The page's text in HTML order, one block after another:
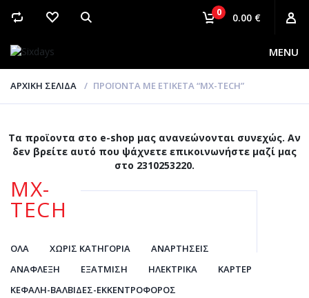
MENU
0 0.00 €
ΑΡΧΙΚΉ ΣΕΛΊΔΑ ΠΡΟΪΌΝΤΑ ΜΕ ΕΤΙΚΈΤΑ “MX-TECH”
Τα προϊοντα στο e-shop μας ανανεώνονται συνεχώς. Αν
δεν βρείτε αυτό που ψάχνετε επικοινωνήστε μαζί μας
στο 2310253220.
MX-
TECH
ΌΛΑ ΧΩΡΊΣ ΚΑΤΗΓΟΡΊΑ
ΑΝΑΡΤΉΣΕΙΣ
ΑΝΆΦΛΕΞΗ
ΕΞΆΤΜΙΣΗ ΗΛΕΚΤΡΙΚΆ
ΚΆΡΤΕΡ
ΚΕΦΑΛΉ-ΒΑΛΒΊΔΕΣ-ΕΚΚΕΝΤΡΟΦΌΡΟΣ